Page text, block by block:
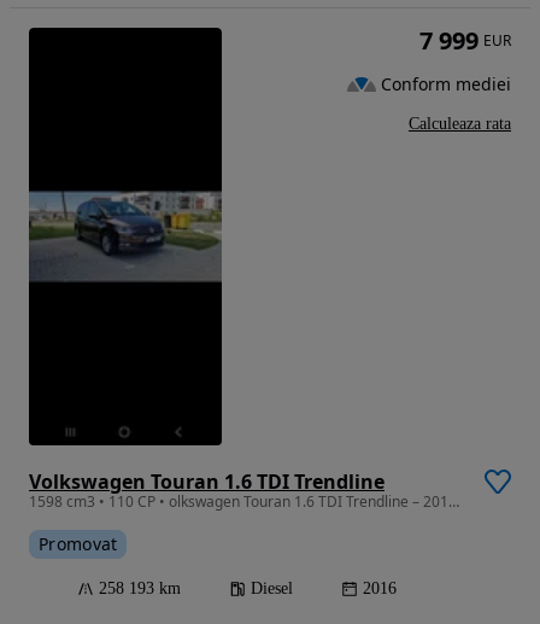
Volkswagen Touran 1.6 TDI Trendline
1598 cm3 • 110 CP • olkswagen Touran 1.6 TDI Trendline – 2016 – 110 CP – 5 uși – Diesel
Promovat
258 193 km Diesel 2016
7 999 EUR
Conform mediei
Calculeaza rata